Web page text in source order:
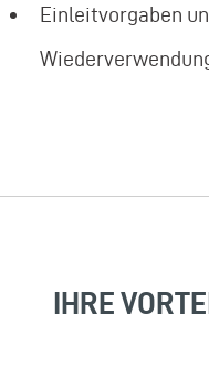
Einleitvorgaben
IHRE